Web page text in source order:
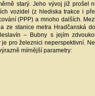
starý. Jeho vývoj již prošel
vozidel (z hlediska trakce i
(PPP) a mnoho dalších.
stanice metra Hradčanská
– Bubny s jejím
pro železnici neperspektivní.
mírnější parametry: